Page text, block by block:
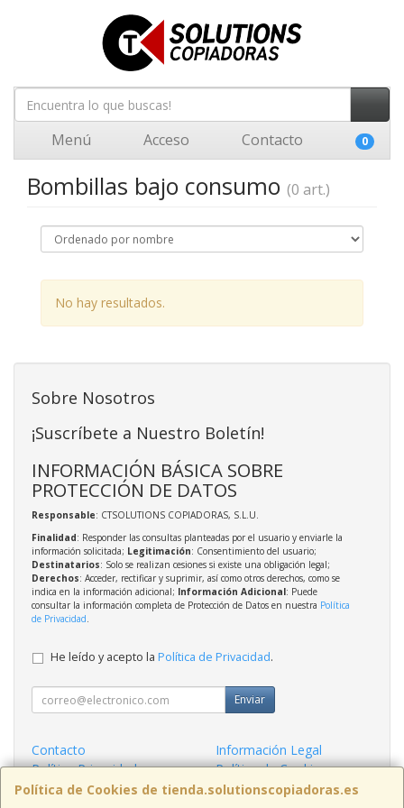
Menú Acceso Contacto 0
Bombillas bajo consumo (0 art.)
No hay resultados.
Política de Cookies de tienda.solutionscopiadoras.es
Sobre Nosotros
¡Suscríbete a Nuestro Boletín!
INFORMACIÓN BÁSICA SOBRE
PROTECCIÓN DE DATOS
Responsable: CTSOLUTIONS COPIADORAS, S.L.U.
Finalidad: Responder las consultas planteadas por el usuario y enviarle la
información solicitada; Legitimación: Consentimiento del usuario;
Destinatarios: Solo se realizan cesiones si existe una obligación legal;
Derechos: Acceder, rectificar y suprimir, así como otros derechos, como se
indica en la información adicional; Información Adicional: Puede
consultar la información completa de Protección de Datos en nuestra Política
de Privacidad.
He leído y acepto la Política de Privacidad.
Enviar
Contacto
Información Legal
Política Privacidad
Política de Cookies
Condiciones de Compra
Formas de Pago